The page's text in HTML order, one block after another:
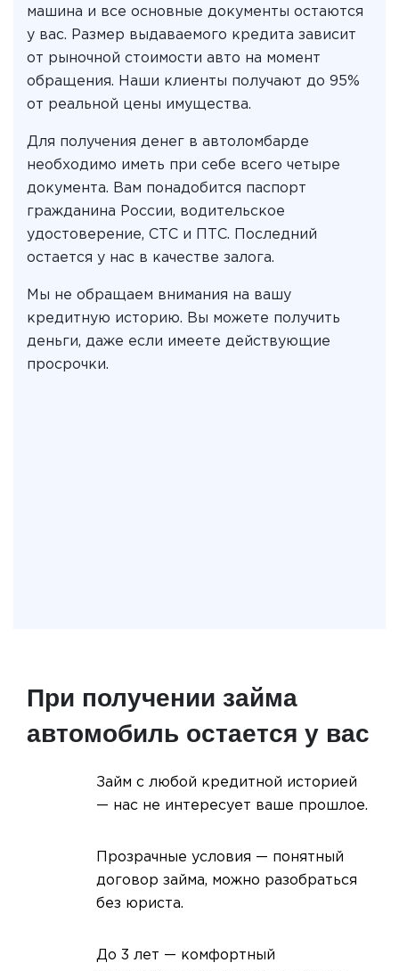
машина и все основные документы остаются
у вас. Размер выдаваемого кредита зависит
от рыночной стоимости авто на момент
обращения. Наши клиенты получают до 95%
от реальной цены имущества.
Для получения денег в автоломбарде
необходимо иметь при себе всего четыре
документа. Вам понадобится паспорт
гражданина России, водительское
удостоверение, СТС и ПТС. Последний
остается у нас в качестве залога.
Мы не обращаем внимания на вашу
кредитную историю. Вы можете получить
деньги, даже если имеете действующие
просрочки.
При получении займа
автомобиль остается у вас
Займ с любой кредитной историей
— нас не интересует ваше прошлое.
Прозрачные условия — понятный
договор займа, можно разобраться
без юриста.
До 3 лет — комфортный